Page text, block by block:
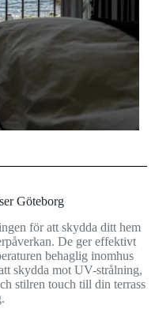
Göteborg
för att skydda ditt hem
De ger effektivt
behaglig inomhus
skydda mot UV-strålning,
stilren touch till din terrass